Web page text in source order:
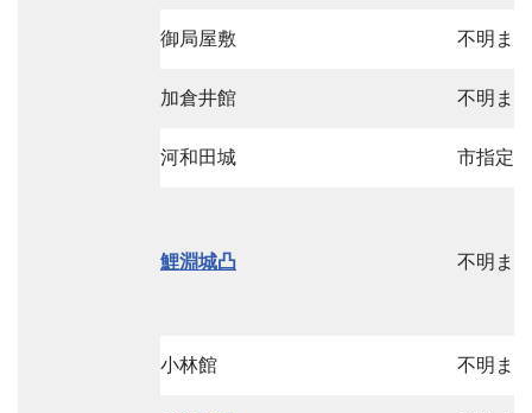
御局屋敷 不明ま
加倉井館 不明ま
河和田城 市指定
鯉淵城凸 不明ま
小林館 不明ま